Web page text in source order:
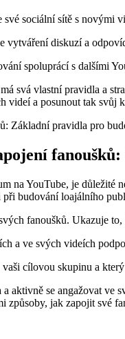
své sociální sítě s novými
vytváření diskuzí a
spoluprácí s dalšími
svá vlastní pravidla a
videí a posunout tak svůj
na YouTube, je
budování loajálního
fanoušků. Ukazuje
a ve svých videích
cílovou skupinu a
aktivně se angažovat
způsoby, jak zapojit své